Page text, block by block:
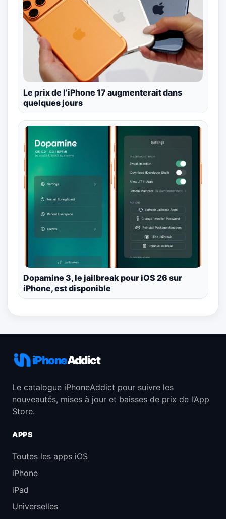
Le prix de l’iPhone 17 augmenterait dans
quelques jours
Dopamine 3, le jailbreak pour iOS 26 sur
iPhone, est disponible
iPhoneAddict
Le catalogue iPhoneAddict pour suivre les
nouveautés, mises à jour et baisses de prix de l’App
Store.
APPS
Toutes les apps iOS
iPhone
iPad
Universelles